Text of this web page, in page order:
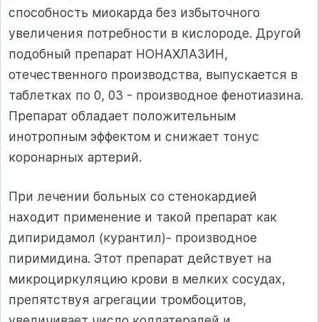
способность миокарда без избыточного
увеличения потребности в кислороде. Другой
подобный препарат НОНАХЛАЗИН,
отечественного производства, выпускается в
таблетках по 0, 03 - производное фенотиазина.
Препарат обладает положительным
инотропным эффектом и снижает тонус
коронарных артерий.
При лечении больных со стенокардией
находит применение и такой препарат как
дипиридамол (курантил)- производное
пиримидина. Этот препарат действует на
микроциркуляцию крови в мелких сосудах,
препятствуя агрегации тромбоцитов,